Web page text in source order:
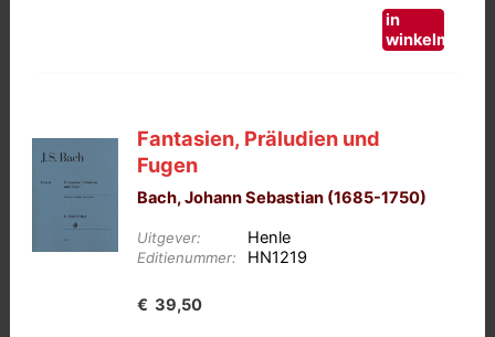
in
winkelmand
Fantasien, Präludien und
Fugen
Bach, Johann Sebastian (1685-1750)
Uitgever: Henle
Editienummer: HN1219
€ 39,50